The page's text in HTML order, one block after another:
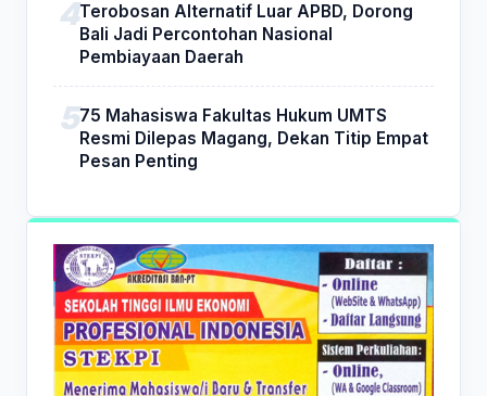
Terobosan Alternatif Luar APBD, Dorong
Bali Jadi Percontohan Nasional
Pembiayaan Daerah
75 Mahasiswa Fakultas Hukum UMTS
Resmi Dilepas Magang, Dekan Titip Empat
Pesan Penting